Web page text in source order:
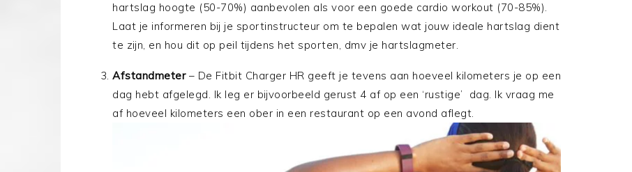
hartslag hoogte (50-70%) aanbevolen als voor een goede cardio workout (70-85%).
Laat je informeren bij je sportinstructeur om te bepalen wat jouw ideale hartslag dient
te zijn, en hou dit op peil tijdens het sporten, dmv je hartslagmeter.
Afstandmeter– De Fitbit Charger HR geeft je tevens aan hoeveel kilometers je op een
dag hebt afgelegd. Ik leg er bijvoorbeeld gerust 4 af op een ‘rustige’ dag. Ik vraag me
af hoeveel kilometers een ober in een restaurant op een avond aflegt.